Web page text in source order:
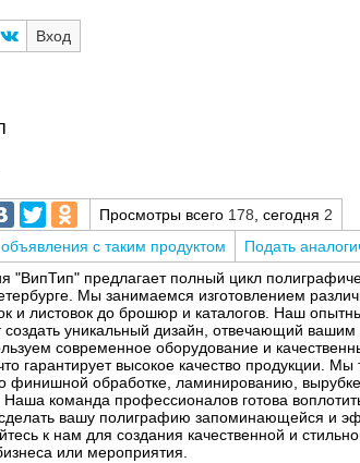
Вход
Просмотры всего 178 , сегодня 2
объявления с таким продуктом
Подать
"ВипТип" предлагает полный цикл
Мы занимаемся изготовлением
и листовок до брошюр и каталогов. Наш
создать уникальный дизайн, отвечающий вашим
современное оборудование и
гарантирует высокое качество продукции.
финишной обработке, ламинированию,
Наша команда профессионалов готова
вашу полиграфию запоминающейся и
к нам для создания качественной и
или мероприятия.